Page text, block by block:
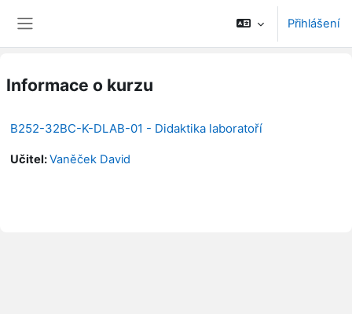
Přihlášení
Informace o kurzu
B252-32BC-K-DLAB-01 - Didaktika laboratoří
Učitel:Vaněček David